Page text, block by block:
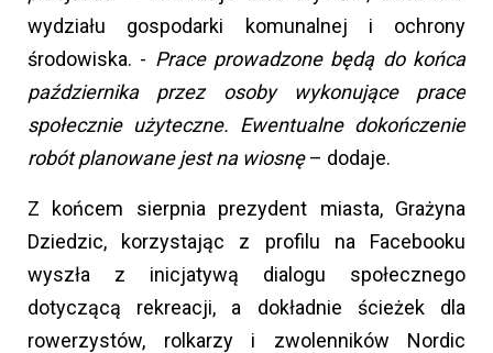
wydziału gospodarki komunalnej i ochrony
środowiska. - Prace prowadzone będą do końca
października przez osoby wykonujące prace
społecznie użyteczne. Ewentualne dokończenie
robót planowane jest na wiosnę– dodaje.
Z końcem sierpnia prezydent miasta, Grażyna
Dziedzic, korzystając z profilu na Facebooku
wyszła z inicjatywą dialogu społecznego
dotyczącą rekreacji, a dokładnie ścieżek dla
rowerzystów, rolkarzy i zwolenników Nordic